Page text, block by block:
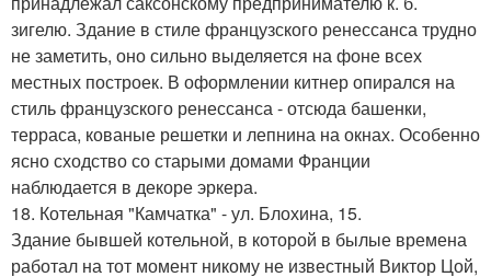
зигелю. Здание в стиле французского ренессанса трудно
не заметить, оно сильно выделяется на фоне всех
местных построек. В оформлении китнер опирался на
стиль французского ренессанса - отсюда башенки,
терраса, кованые решетки и лепнина на окнах. Особенно
ясно сходство со старыми домами Франции
наблюдается в декоре эркера.
18. Котельная "Камчатка" - ул. Блохина, 15.
Здание бывшей котельной, в которой в былые времена
работал на тот момент никому не известный Виктор Цой,